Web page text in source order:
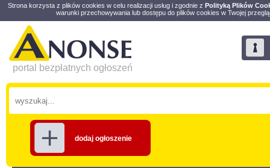
Strona korzysta z plików cookies w celu realizacji usług i zgodnie z Polityką Plików
warunki przechowywania lub dostępu do plików cookies w Twojej
portal bezpłatnych ogłoszeń
dodaj ogłoszenie